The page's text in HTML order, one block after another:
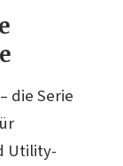
– die Serie
Utility-